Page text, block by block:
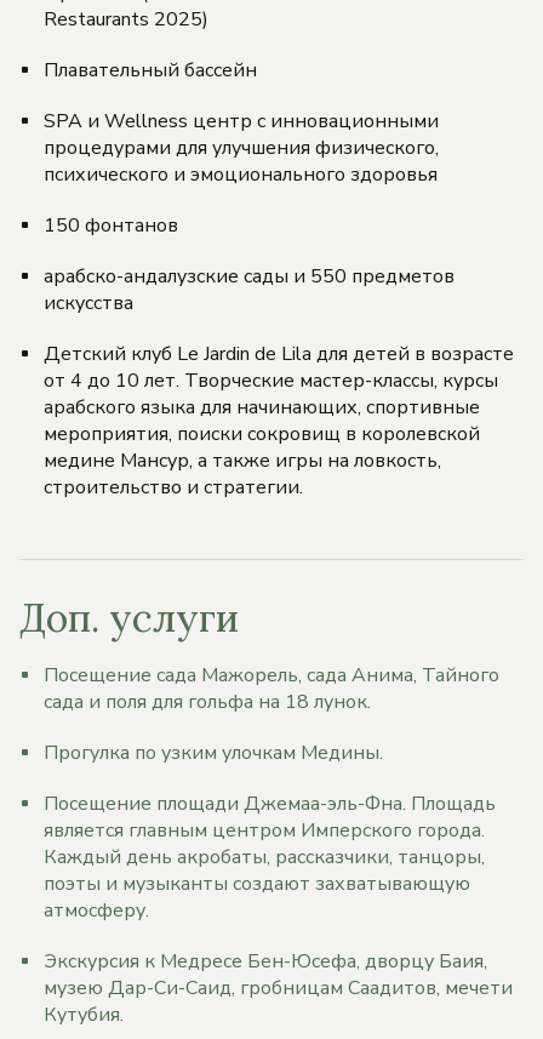
Restaurants 2025)
Плавательный бассейн
SPA и Wellness центр с инновационными
процедурами для улучшения физического,
психического и эмоционального здоровья
150 фонтанов
арабско-андалузские сады и 550 предметов
искусства
Детский клуб Le Jardin de Lila для детей в возрасте
от 4 до 10 лет. Творческие мастер-классы, курсы
арабского языка для начинающих, спортивные
мероприятия, поиски сокровищ в королевской
медине Мансур, а также игры на ловкость,
строительство и стратегии.
Доп. услуги
Посещение сада Мажорель, сада Анима, Тайного
сада и поля для гольфа на 18 лунок.
Прогулка по узким улочкам Медины.
Посещение площади Джемаа-эль-Фна. Площадь
является главным центром Имперского города.
Каждый день акробаты, рассказчики, танцоры,
поэты и музыканты создают захватывающую
атмосферу.
Экскурсия к Медресе Бен-Юсефа, дворцу Баия,
музею Дар-Си-Саид, гробницам Саадитов, мечети
Кутубия.